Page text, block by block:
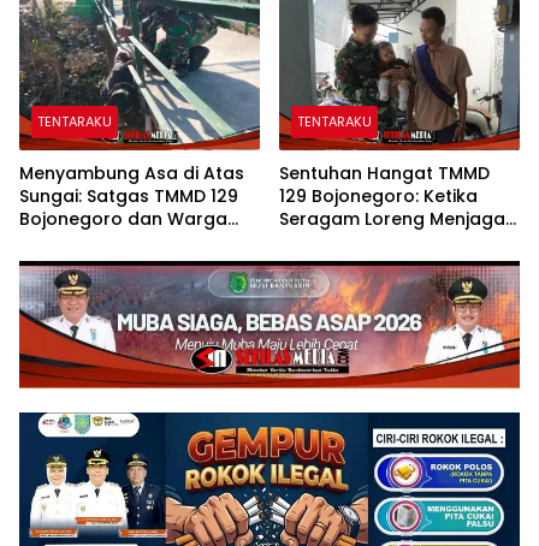
Lingkungan di Kesongo Kesongo
TENTARAKU
Menyambung Asa di Atas
Sungai: Satgas TMMD 129
Bojonegoro dan Warga
Etan
TENTARAKU
Sentuhan Hangat TMMD
129 Bojonegoro: Ketika
Seragam Loreng Menjaga
Kesongo